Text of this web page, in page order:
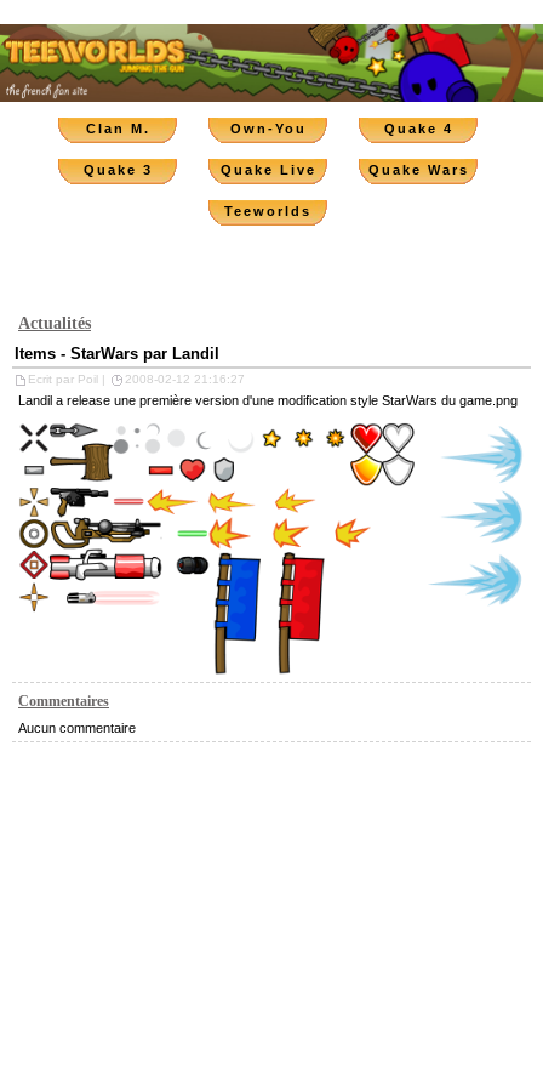
Clan M. Own-You Quake 4
Quake 3 Quake Live Quake Wars
Teeworlds
Actualités
Items - StarWars par Landil
Ecrit par Poil | 2008-02-12 21:16:27
Landil a release une première version d'une modification style StarWars du game.png
Commentaires
Aucun commentaire